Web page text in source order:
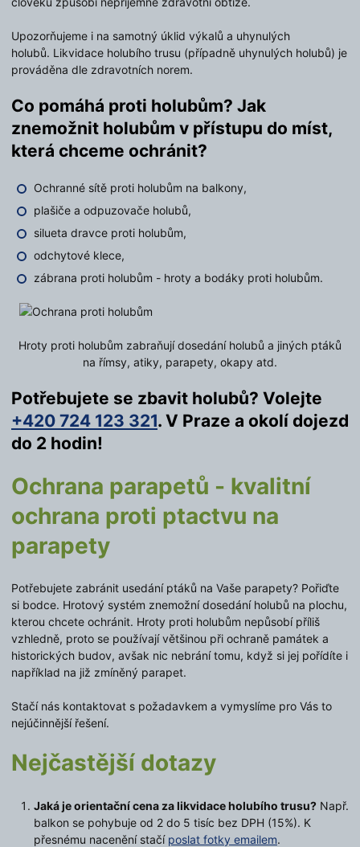
Upozorňujeme i na samotný úklid výkalů a uhynulých
holubů. Likvidace holubího trusu (případně uhynulých holubů) je
prováděna dle zdravotních norem.
Co pomáhá proti holubům? Jak
znemožnit holubům v přístupu do míst,
která chceme ochránit?
Ochranné sítě proti holubům na balkony,
plašiče a odpuzovače holubů,
silueta dravce proti holubům,
odchytové klece,
zábrana proti holubům - hroty a bodáky proti holubům.
Hroty proti holubům zabraňují dosedání holubů a jiných ptáků
na římsy, atiky, parapety, okapy atd.
Potřebujete se zbavit holubů? Volejte
+420 724 123 321. V Praze a okolí dojezd
do 2 hodin!
Ochrana parapetů - kvalitní
ochrana proti ptactvu na
parapety
Potřebujete zabránit usedání ptáků na Vaše parapety? Pořiďte
si bodce. Hrotový systém znemožní dosedání holubů na plochu,
kterou chcete ochránit. Hroty proti holubům nepůsobí příliš
vzhledně, proto se používají většinou při ochraně památek a
historických budov, avšak nic nebrání tomu, když si jej pořídíte i
například na již zmíněný parapet.
Stačí nás kontaktovat s požadavkem a vymyslíme pro Vás to
nejúčinnější řešení.
Nejčastější dotazy
Jaká je orientační cena za likvidace holubího trusu? Např.
balkon se pohybuje od 2 do 5 tisíc bez DPH (15%). K
přesnému nacenění stačí poslat fotky emailem.